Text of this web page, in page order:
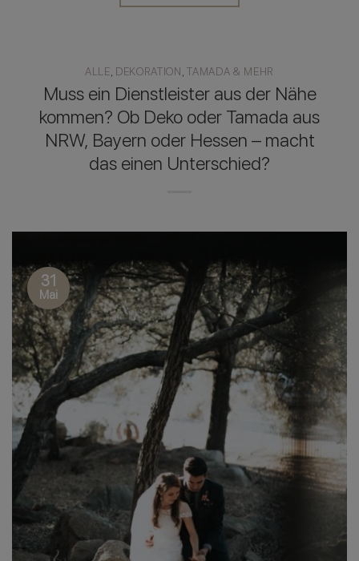
ALLE DEKORATION ,TAMADA & MEHR
Muss ein Dienstleister aus der Nähe
kommen? Ob Deko oder Tamada aus
NRW, Bayern oder Hessen – macht
das einen Unterschied?
31
Mai